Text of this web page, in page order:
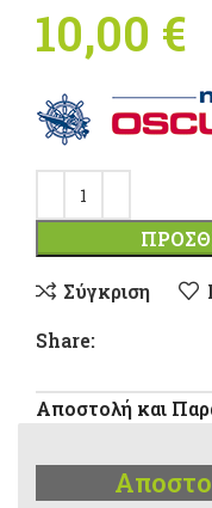
10,00 €
Σύγκριση
Share:
Αποστολή και